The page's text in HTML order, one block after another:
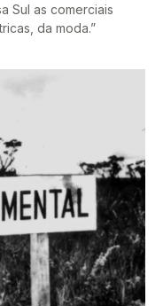
Sul as comerciais
da moda.”